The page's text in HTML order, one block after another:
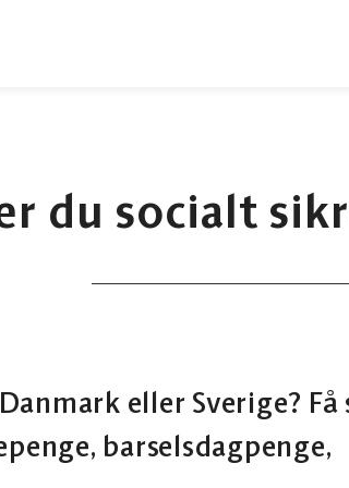
du socialt
eller Sverige? Få
barselsdagpenge,